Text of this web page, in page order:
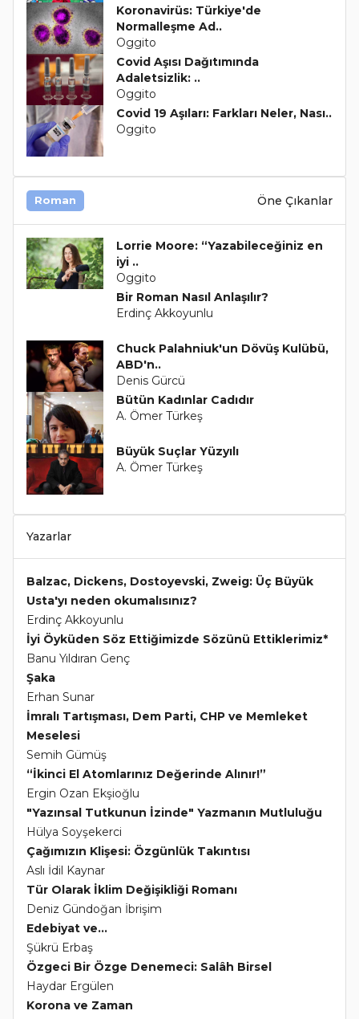
Koronavirüs: Türkiye'de
Normalleşme Ad..
Oggito
Covid Aşısı Dağıtımında
Adaletsizlik: ..
Oggito
Covid 19 Aşıları: Farkları Neler, Nası..
Oggito
Roman Öne Çıkanlar
Lorrie Moore: “Yazabileceğiniz en
iyi ..
Oggito
Bir Roman Nasıl Anlaşılır?
Erdinç Akkoyunlu
Chuck Palahniuk'un Dövüş Kulübü,
ABD'n..
Denis Gürcü
Bütün Kadınlar Cadıdır
A. Ömer Türkeş
Büyük Suçlar Yüzyılı
A. Ömer Türkeş
Yazarlar
Balzac, Dickens, Dostoyevski, Zweig: Üç Büyük
Usta'yı neden okumalısınız?
Erdinç Akkoyunlu
İyi Öyküden Söz Ettiğimizde Sözünü Ettiklerimiz*
Banu Yıldıran Genç
Şaka
Erhan Sunar
İmralı Tartışması, Dem Parti, CHP ve Memleket
Meselesi
Semih Gümüş
“İkinci El Atomlarınız Değerinde Alınır!”
Ergin Ozan Ekşioğlu
"Yazınsal Tutkunun İzinde" Yazmanın Mutluluğu
Hülya Soyşekerci
Çağımızın Klişesi: Özgünlük Takıntısı
Aslı İdil Kaynar
Tür Olarak İklim Değişikliği Romanı
Deniz Gündoğan İbrişim
Edebiyat ve...
Şükrü Erbaş
Özgeci Bir Özge Denemeci: Salâh Birsel
Haydar Ergülen
Korona ve Zaman